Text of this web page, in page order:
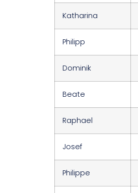
Katharina
Philipp
Dominik
Beate
Raphael
Josef
Philippe